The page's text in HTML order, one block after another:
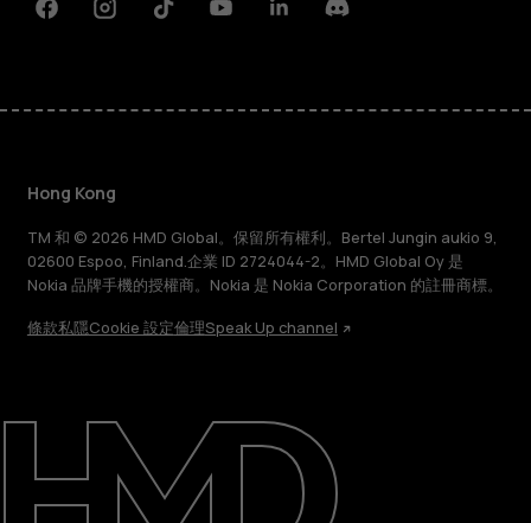
關於
維修、循環再用、回收再造
支援
FacebookInstagramTiktokYoutubeLinkedinDiscord
Hong Kong
TM 和 © 2026 HMD Global。保留所有權利。Bertel Jungin aukio 9,
02600 Espoo, Finland.企業 ID 2724044-2。HMD Global Oy 是
Nokia 品牌手機的授權商。Nokia 是 Nokia Corporation 的註冊商標。
條款私隱Cookie 設定倫理Speak Up channel